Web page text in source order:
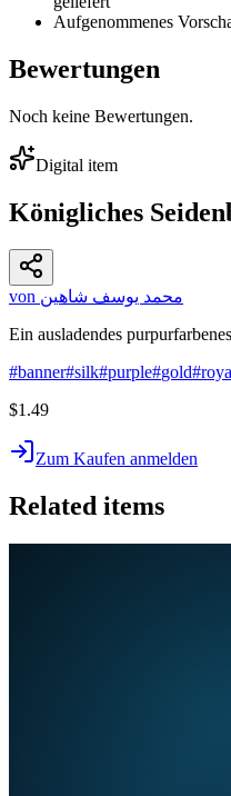
Aufgenommenes
Bewertungen
Noch keine Bewertungen.
Digital item
Königliches
von محمد يوسف شاهين
Ein ausladendes
#banner#silk#purple#gold#
$1.49
Zum Kaufen anmelden
Related items